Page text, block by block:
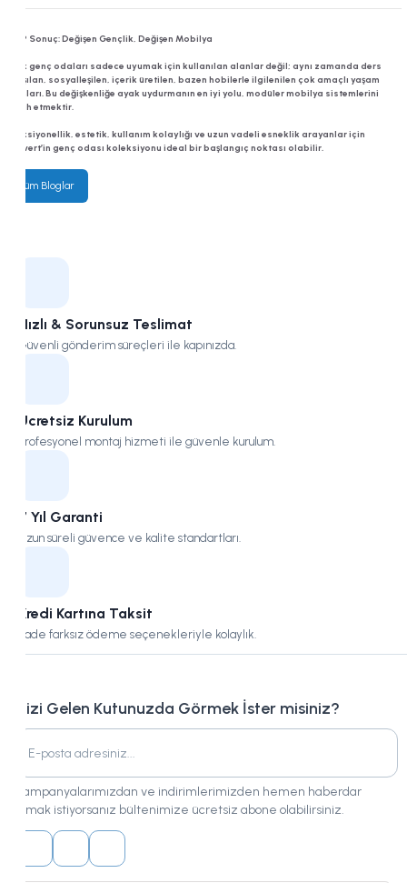
???? Sonuç: Değişen Gençlik, Değişen Mobilya
Artık genç odaları sadece uyumak için kullanılan alanlar değil; aynı zamanda ders
çalışılan, sosyalleşilen, içerik üretilen, bazen hobilerle ilgilenilen çok amaçlı yaşam
alanları. Bu değişkenliğe ayak uydurmanın en iyi yolu, modüler mobilya sistemlerini
tercih etmektir.
Fonksiyonellik, estetik, kullanım kolaylığı ve uzun vadeli esneklik arayanlar için
Lajivert’in genç odası koleksiyonu ideal bir başlangıç noktası olabilir.
Tüm Bloglar
Hızlı & Sorunsuz Teslimat
Güvenli gönderim süreçleri ile kapınızda.
Ücretsiz Kurulum
Profesyonel montaj hizmeti ile güvenle kurulum.
7 Yıl Garanti
Uzun süreli güvence ve kalite standartları.
Kredi Kartına Taksit
Vade farksız ödeme seçenekleriyle kolaylık.
Bizi Gelen Kutunuzda Görmek İster misiniz?
Kampanyalarımızdan ve indirimlerimizden hemen haberdar
olmak istiyorsanız bültenimize ücretsiz abone olabilirsiniz.